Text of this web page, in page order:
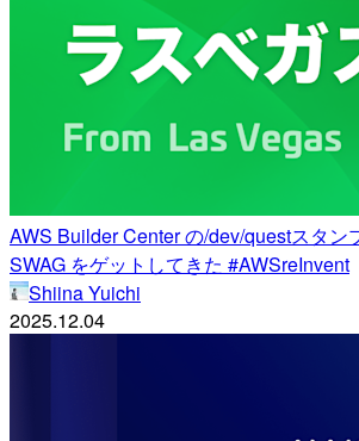
AWS Builder Center の/dev/questスタン
SWAG をゲットしてきた #AWSreInvent
Shiina Yuichi
2025.12.04